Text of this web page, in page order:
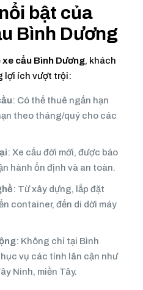
bật của
Bình Dương
xe cẩu Bình Dương, khách
lợi ích vượt trội:
: Có thể thuê ngắn hạn
theo tháng/quý cho các
: Xe cẩu đời mới, được bảo
hành ổn định và an toàn.
: Từ xây dựng, lắp đặt
container, đến di dời máy
: Không chỉ tại Bình
vụ các tỉnh lân cận như
Ninh, miền Tây.